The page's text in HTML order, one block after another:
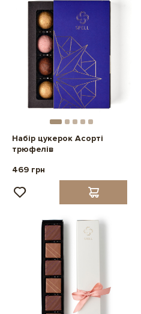
Набір цукерок Асорті
трюфелів
469 грн